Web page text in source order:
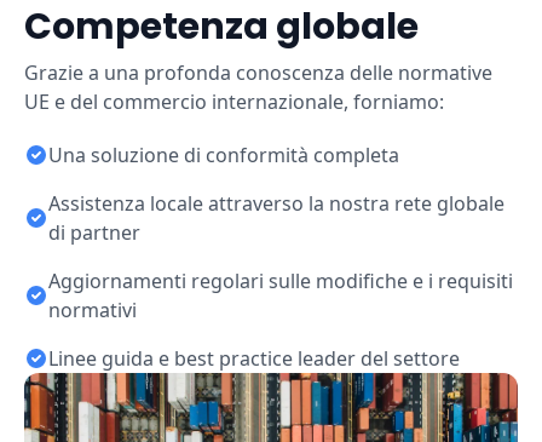
Competenza globale
Grazie a una profonda conoscenza delle normative
UE e del commercio internazionale, forniamo:
Una soluzione di conformità completa
Assistenza locale attraverso la nostra rete globale
di partner
Aggiornamenti regolari sulle modifiche e i requisiti
normativi
Linee guida e best practice leader del settore